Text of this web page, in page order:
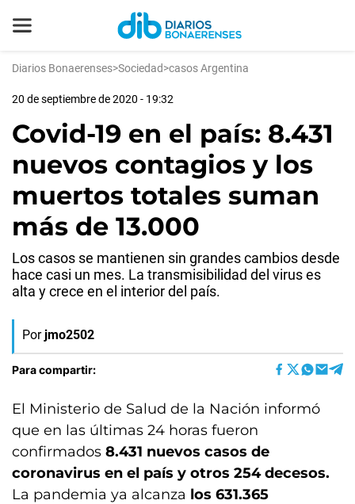
Diarios Bonaerenses>Sociedad>casos Argentina
20 de septiembre de 2020 - 19:32
Covid-19 en el país: 8.431
nuevos contagios y los
muertos totales suman
más de 13.000
Los casos se mantienen sin grandes cambios desde
hace casi un mes. La transmisibilidad del virus es
alta y crece en el interior del país.
Por jmo2502
Para compartir:
El Ministerio de Salud de la Nación informó
que en las últimas 24 horas fueron
confirmados 8.431 nuevos casos de
coronavirus en el país y otros 254 decesos.
La pandemia ya alcanza los 631.365